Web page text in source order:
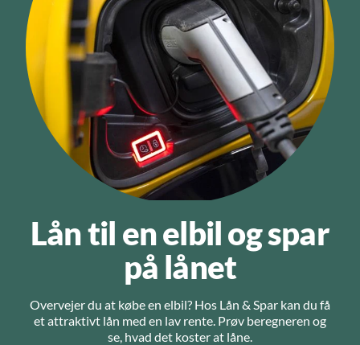
Lån til en elbil og spar
på lånet
Overvejer du at købe en elbil? Hos Lån & Spar kan du få
et attraktivt lån med en lav rente. Prøv beregneren og
se, hvad det koster at låne.